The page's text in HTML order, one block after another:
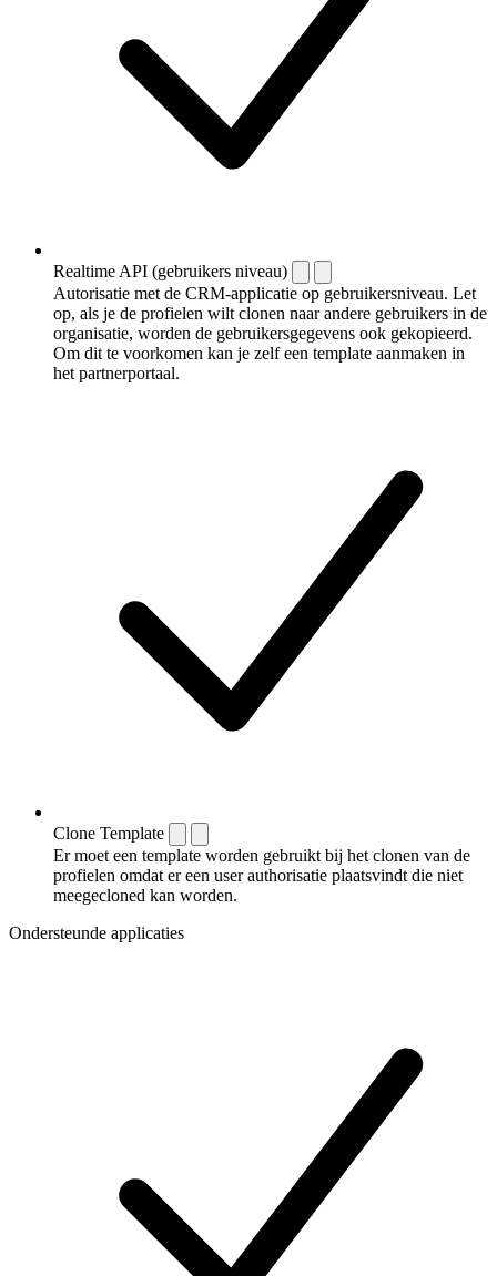
Realtime API (gebruikers niveau)
Autorisatie met de CRM-applicatie op gebruikersniveau. Let
op, als je de profielen wilt clonen naar andere gebruikers in de
organisatie, worden de gebruikersgegevens ook gekopieerd.
Om dit te voorkomen kan je zelf een template aanmaken in
het partnerportaal.
Clone Template
Er moet een template worden gebruikt bij het clonen van de
profielen omdat er een user authorisatie plaatsvindt die niet
meegecloned kan worden.
Ondersteunde applicaties